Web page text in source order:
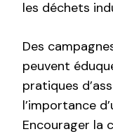
les déchets
Des
peuvent
pratiques
l’importance
Encourager la